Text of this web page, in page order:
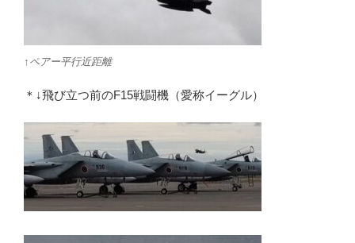
↑ペアー平行近距離
＊↓飛び立つ前のF15戦闘機（愛称イーグル）